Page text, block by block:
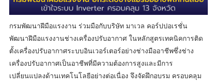
กรมพัฒนาฝีมือแรงงาน ร่วมมือกับบริษัท มาเวล คอร์ปปอเรชั่น
พัฒนาฝีมือแรงงานช่างเครื่องปรับอากาศ ในหลักสูตรเทคนิคการติด
ตั้งเครื่องปรับอากาศระบบอินเวอร์เตอร์อย่างช่างมืออาชีพซึ่งช่าง
เครื่องปรับอากาศเป็นอาชีพที่มีความต้องการสูงและมีการ
เปลี่ยนแปลงด้านเทคโนโลยีอย่างต่อเนื่อง จึงจัดฝึกอบรม ครอบคลุม